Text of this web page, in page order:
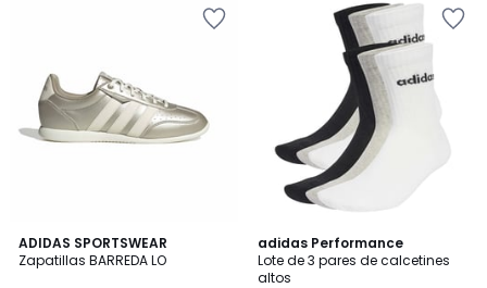
ADIDAS SPORTSWEAR
Zapatillas BARREDA LO
4,9
/ 5
adidas Performance
Lote de 3 pares de calcetines
altos
4,7
/ 5